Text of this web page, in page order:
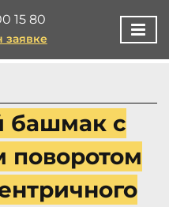
15 80
заявке
башмак с
поворотом